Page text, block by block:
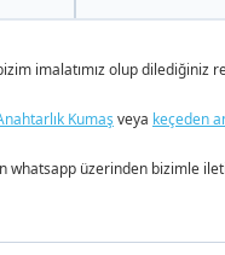
imalatımız olup dilediğiniz
Kumaş veya keçeden
whatsapp üzerinden bizimle